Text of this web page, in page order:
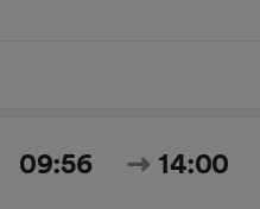
09:56 14:00